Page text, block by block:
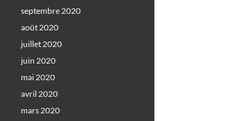
septembre 2020
août 2020
juillet 2020
juin 2020
mai 2020
avril 2020
mars 2020